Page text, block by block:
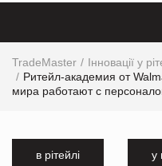
TradeMaster
Інновації у
Ритейл-академия от
мира работают с
в рітейлі у